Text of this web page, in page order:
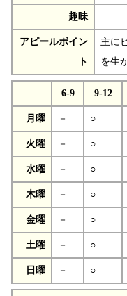
趣味
アピールポイン
ト
主に
を生
6-9 9-12
月曜 － ○
火曜 － ○
水曜 － ○
木曜 － ○
金曜 － ○
土曜 － ○
日曜 － ○